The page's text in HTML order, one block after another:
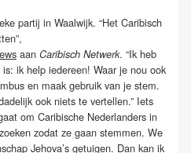
partij in Waalwijk. “Het Caribisch
aan Caribisch Netwerk. “Ik heb
ik help iedereen! Waar je nou ook
en maak gebruik van je stem.
ook niets te vertellen.” Iets
om Caribische Nederlanders in
zodat ze gaan stemmen. We
Jehova’s getuigen. Dan kan ik